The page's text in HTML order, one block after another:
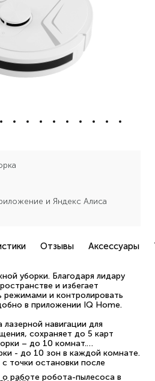
и Яндекс Алиса
Отзывы Аксессуары
уборки. Благодаря лидару
и избегает
режимами и контролировать
в приложении IQ Home.
навигации для
сохраняет до 5 карт
– до 10 комнат.
- до 10 зон в каждой комнате.
точки остановки после
работе робота-пылесоса в